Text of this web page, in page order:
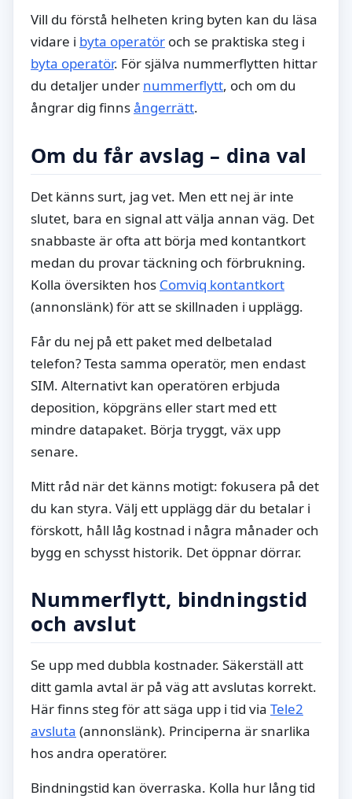
Vill du förstå helheten kring byten kan du läsa
vidare i byta operatör och se praktiska steg i
byta operatör. För själva nummerflytten hittar
du detaljer under nummerflytt, och om du
ångrar dig finnsångerrätt.
Om du får avslag – dina val
Det känns surt, jag vet. Men ett nej är inte
slutet, bara en signal att välja annan väg. Det
snabbaste är ofta att börja med kontantkort
medan du provar täckning och förbrukning.
Kolla översikten hos Comviq kontantkort
(annonslänk) för att se skillnaden i upplägg.
Får du nej på ett paket med delbetalad
telefon? Testa samma operatör, men endast
SIM. Alternativt kan operatören erbjuda
deposition, köpgräns eller start med ett
mindre datapaket. Börja tryggt, väx upp
senare.
Mitt råd när det känns motigt: fokusera på det
du kan styra. Välj ett upplägg där du betalar i
förskott, håll låg kostnad i några månader och
bygg en schysst historik. Det öppnar dörrar.
Nummerflytt, bindningstid
och avslut
Se upp med dubbla kostnader. Säkerställ att
ditt gamla avtal är på väg att avslutas korrekt.
Här finns steg för att säga upp i tid via Tele2
avsluta (annonslänk). Principerna är snarlika
hos andra operatörer.
Bindningstid kan överraska. Kolla hur lång tid